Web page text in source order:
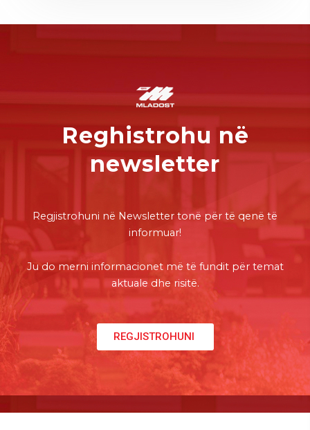
Reghistrohu në
newsletter
Regjistrohuni në Newsletter tonë për të qenë të
informuar!
Ju do merni informacionet më të fundit për temat
aktuale dhe risitë.
REGJISTROHUNI